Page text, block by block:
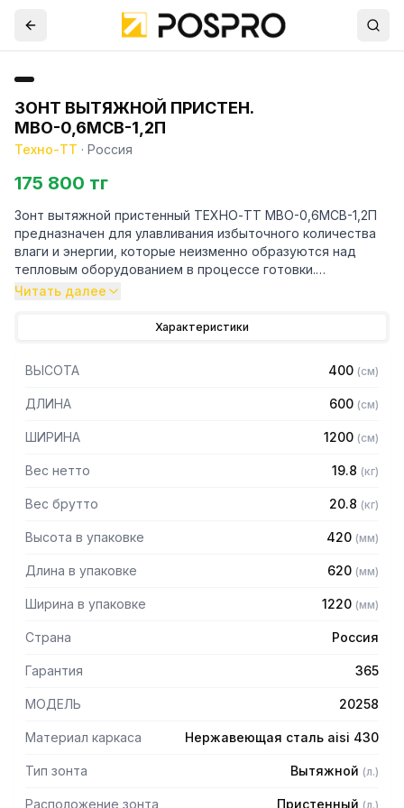
ЗОНТ ВЫТЯЖНОЙ ПРИСТЕН.
МВО-0,6МСВ-1,2П
Техно-ТТ · Россия
175 800 тг
Зонт вытяжной пристенный ТЕХНО-ТТ МВО-0,6МСВ-1,2П
предназначен для улавливания избыточного количества
влаги и энергии, которые неизменно образуются над
тепловым оборудованием в процессе готовки.
капли жира, которые в противном случае оседали бы на
защищает сотрудников горячего цеха.
Особенности:
— Бескаркасный
0,8мм
— Поставляется в собранном виде
Читать далее
Характеристики
ВЫСОТА 400 (см)
ДЛИНА 600 (см)
ШИРИНА 1200 (см)
Вес нетто 19.8 (кг)
Вес брутто 20.8 (кг)
Высота в упаковке 420 (мм)
Длина в упаковке 620 (мм)
Ширина в упаковке 1220 (мм)
Страна Россия
Гарантия 365
МОДЕЛЬ 20258
Материал каркаса Нержавеющая сталь aisi 430
Тип зонта Вытяжной (л.)
Расположение зонта Пристенный (л.)